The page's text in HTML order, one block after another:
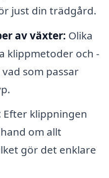
just din trädgård.
av växter: Olika
klippmetoder och -
som passar
Efter klippningen
om allt
gör det enklare